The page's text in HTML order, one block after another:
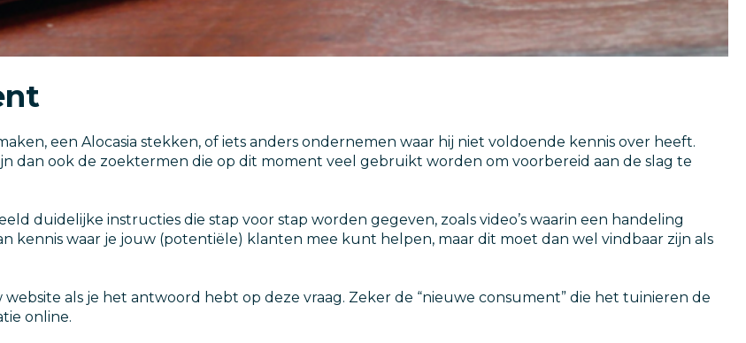
een Alocasia stekken, of iets anders ondernemen waar hij niet voldoende kennis over heeft.
dan ook de zoektermen die op dit moment veel gebruikt worden om voorbereid aan de slag te
duidelijke instructies die stap voor stap worden gegeven, zoals video’s waarin een handeling
kennis waar je jouw (potentiële) klanten mee kunt helpen, maar dit moet dan wel vindbaar zijn als
website als je het antwoord hebt op deze vraag. Zeker de “nieuwe consument” die het tuinieren de
online.